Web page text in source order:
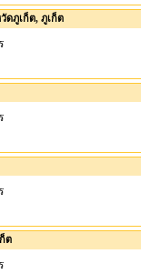
ดภูเก็ต, ภูเก็ต
ต